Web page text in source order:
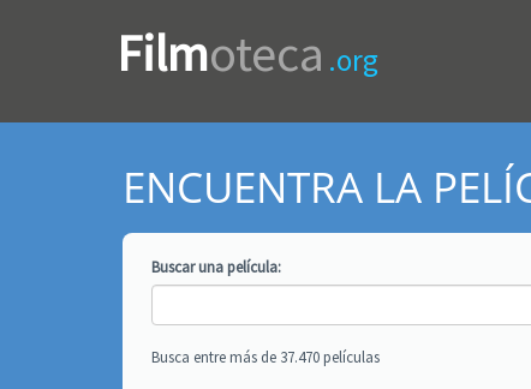
Filmoteca .org
ENCUENTRA LA
Buscar unapelícula:
Busca entre más de 37.470 películas